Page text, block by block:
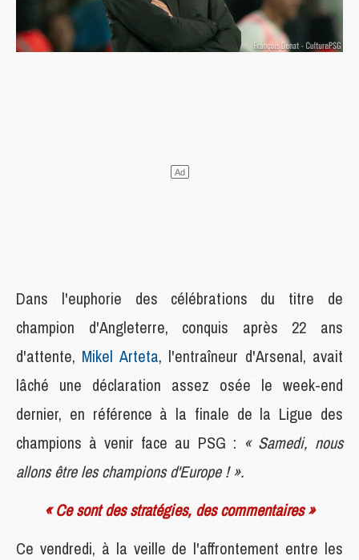
Dans l'euphorie des célébrations du titre de
champion d'Angleterre, conquis après 22 ans
d'attente, Mikel Arteta, l'entraîneur d'Arsenal, avait
lâché une déclaration assez osée le week-end
dernier, en référence à la finale de la Ligue des
champions à venir face au PSG : « Samedi, nous
allons être les champions d'Europe ! ».
« Ce sont des stratégies, des commentaires »
Ce vendredi, à la veille de l'affrontement entre les